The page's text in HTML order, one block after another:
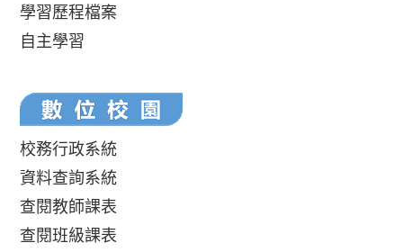
學習歷程檔案
自主學習
校務行政系統
資料查詢系統
查閱教師課表
查閱班級課表